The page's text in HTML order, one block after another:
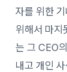
자를 위한
위해서 마지
는 그 CEO
내고 개인